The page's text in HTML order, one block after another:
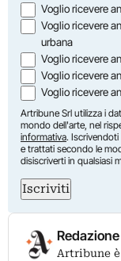
Voglio ricevere
Voglio ricevere
urbana
Voglio ricevere
Voglio ricevere
Voglio ricevere
Artribune Srl utilizza i
mondo dell'arte, nel
informativa.
e trattati secondo le
disiscriverti in qualsiasi
Iscriviti
Redazione
Artribune